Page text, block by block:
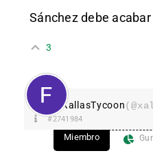
Sánchez debe
3
XallasTycoon
#2741984
Miembro